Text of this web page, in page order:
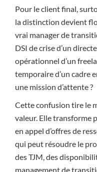
Pour le client final,
la distinction devient
vrai manager de
DSI de crise d’un
opérationnel d’un
temporaire d’un cadre
une mission d’attente ?
Cette confusion tire le
valeur. Elle transforme
en appel d’offres de
qui peut résoudre le
des TJM, des
management de